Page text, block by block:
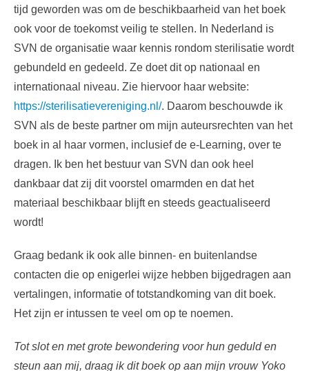
tijd geworden was om de beschikbaarheid van het boek
ook voor de toekomst veilig te stellen. In Nederland is
SVN de organisatie waar kennis rondom sterilisatie wordt
gebundeld en gedeeld. Ze doet dit op nationaal en
internationaal niveau. Zie hiervoor haar website:
https://sterilisatievereniging.nl/. Daarom beschouwde ik
SVN als de beste partner om mijn auteursrechten van het
boek in al haar vormen, inclusief de e-Learning, over te
dragen. Ik ben het bestuur van SVN dan ook heel
dankbaar dat zij dit voorstel omarmden en dat het
materiaal beschikbaar blijft en steeds geactualiseerd
wordt!
Graag bedank ik ook alle binnen- en buitenlandse
contacten die op enigerlei wijze hebben bijgedragen aan
vertalingen, informatie of totstandkoming van dit boek.
Het zijn er intussen te veel om op te noemen.
Tot slot en met grote bewondering voor hun geduld en
steun aan mij, draag ik dit boek op aan mijn vrouw Yoko